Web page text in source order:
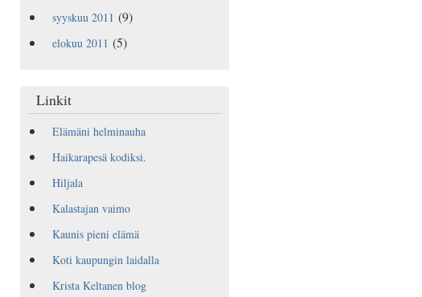
syyskuu 2011 (9)
elokuu 2011 (5)
Linkit
Elämäni helminauha
Haikarapesä kodiksi.
Hiljala
Kalastajan vaimo
Kaunis pieni elämä
Koti kaupungin laidalla
Krista Keltanen blog